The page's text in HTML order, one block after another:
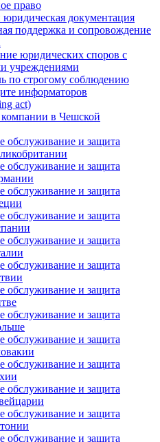
право
документация
поддержка и сопровождение
юридических споров с
учреждениями
по строгому соблюдению
информаторов
act)
в Чешской
обслуживание и защита
обслуживание и защита
обслуживание и защита
обслуживание и защита
обслуживание и защита
обслуживание и защита
обслуживание и защита
обслуживание и защита
обслуживание и защита
обслуживание и защита
обслуживание и защита
обслуживание и защита
обслуживание и защита